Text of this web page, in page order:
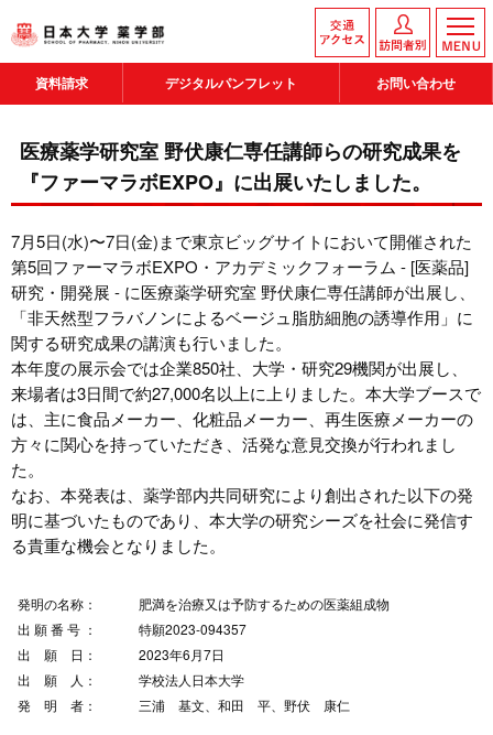
資料請求 デジタルパンフレット お問い合わせ
医療薬学研究室 野伏康仁専任講師らの研究成果を
『ファーマラボEXPO』に出展いたしました。
7月5日(水)〜7日(金)まで東京ビッグサイトにおいて開催された
第5回ファーマラボEXPO・アカデミックフォーラム - [医薬品]
研究・開発展 - に医療薬学研究室 野伏康仁専任講師が出展し、
「非天然型フラバノンによるベージュ脂肪細胞の誘導作用」に
関する研究成果の講演も行いました。
本年度の展示会では企業850社、大学・研究29機関が出展し、
来場者は3日間で約27,000名以上に上りました。本大学ブースで
は、主に食品メーカー、化粧品メーカー、再生医療メーカーの
方々に関心を持っていただき、活発な意見交換が行われまし
た。
なお、本発表は、薬学部内共同研究により創出された以下の発
明に基づいたものであり、本大学の研究シーズを社会に発信す
る貴重な機会となりました。
発明の名称：
肥満を治療又は予防するための医薬組成物
出 願 番 号 ：
特願2023-094357
出 願 日：
2023年6月7日
出 願 人：
学校法人日本大学
発 明 者：
三浦 基文、和田 平、野伏 康仁